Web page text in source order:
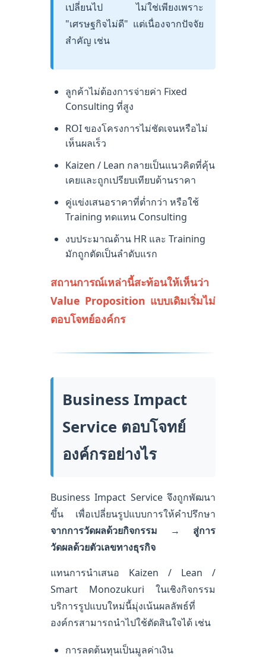
เปลี่ยนไป ไม่ใช่เพียงเพราะ
"เศรษฐกิจไม่ดี" แต่เนื่องจากปัจจัย
สำคัญ เช่น
ลูกค้าไม่ต้องการจ่ายค่า Fixed
Consulting ที่สูง
ROI ของโครงการไม่ชัดเจนหรือไม่
เห็นผลเร็ว
Kaizen / Lean กลายเป็นแนวคิดที่คุ้น
เคยและถูกเปรียบเทียบด้านราคา
คู่แข่งเสนอราคาที่ต่ำกว่า หรือใช้
Training ทดแทน Consulting
งบประมาณด้าน HR และ Training
มักถูกตัดเป็นลำดับแรก
สถานการณ์เหล่านี้สะท้อนให้เห็นว่า
Value Proposition แบบเดิมเริ่มไม่
ตอบโจทย์องค์กร
Business Impact
Service ตอบโจทย์
องค์กรอย่างไร
Business Impact Service จึงถูกพัฒนา
ขึ้น เพื่อเปลี่ยนรูปแบบการให้คำปรึกษา
จากการวัดผลด้วยกิจกรรม → สู่การ
วัดผลด้วยตัวเลขทางธุรกิจ
แทนการนำเสนอ Kaizen / Lean /
Smart Monozukuri ในเชิงกิจกรรม
บริการรูปแบบใหม่นี้มุ่งเน้นผลลัพธ์ที่
องค์กรสามารถนำไปใช้ตัดสินใจได้ เช่น
การลดต้นทุนเป็นมูลค่าเงิน